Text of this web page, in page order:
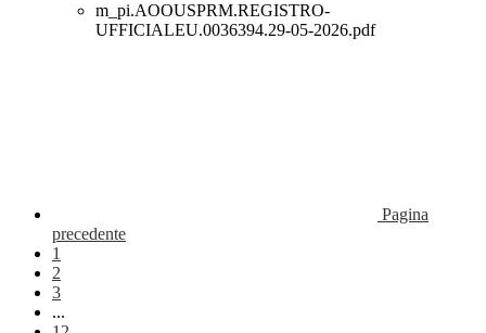
m_pi.AOOUSPRM.REGISTRO-
UFFICIALEU.0036394.29-05-2026.pdf
Pagina
precedente
1
2
3
...